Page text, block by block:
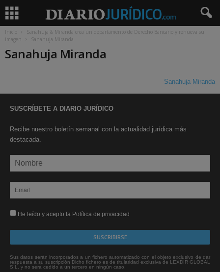
Inicio
Sanahuja & Miranda crea un departamento de Derecho Bancario y renueva su
imagen
Sanahuja Miranda
Sanahuja Miranda
Sanahuja Miranda
SUSCRÍBETE A DIARIO JURÍDICO
Recibe nuestro boletín semanal con la actualidad jurídica más
destacada.
He leído y acepto la Política de privacidad
Sus datos serán incorporados a un fichero automatizado con el objeto exclusivo de dar
respuesta a su suscripción Dicho fichero es de titularidad exclusiva de LEXDIR GLOBAL
S.L. y no será cedido a un tercero en ningún caso.